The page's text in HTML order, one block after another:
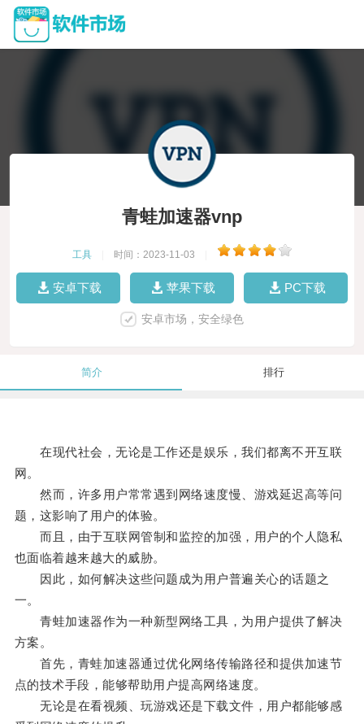
青蛙加速器vnp
工具 时间：2023-11-03
安卓下载 苹果下载 PC下载
安卓市场，安全绿色
简介 排行
在现代社会，无论是工作还是娱乐，我们都离不开互联
网。
然而，许多用户常常遇到网络速度慢、游戏延迟高等问
题，这影响了用户的体验。
而且，由于互联网管制和监控的加强，用户的个人隐私
也面临着越来越大的威胁。
因此，如何解决这些问题成为用户普遍关心的话题之
一。
青蛙加速器作为一种新型网络工具，为用户提供了解决
方案。
首先，青蛙加速器通过优化网络传输路径和提供加速节
点的技术手段，能够帮助用户提高网络速度。
无论是在看视频、玩游戏还是下载文件，用户都能够感